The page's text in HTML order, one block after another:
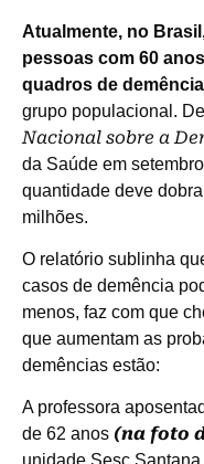
Atualmente, no
pessoas com 60
quadros de
grupo populacional.
Nacional sobre a
da Saúde em
quantidade deve
milhões.
O relatório sublinha
casos de demência
menos, faz com que
que aumentam as
demências estão:
A professora
de 62 anos (na foto